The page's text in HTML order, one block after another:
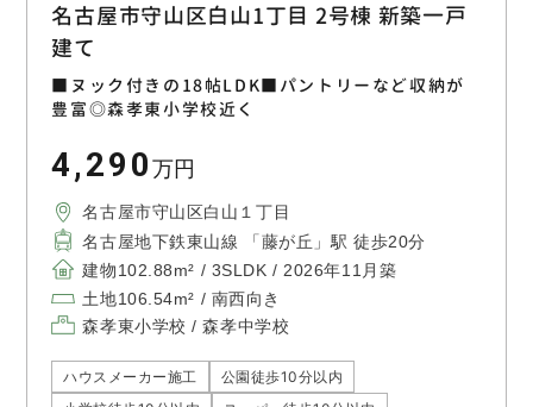
名古屋市守山区白山1丁目 2号棟 新築一戸
建て
■ヌック付きの18帖LDK■パントリーなど収納が
豊富◎森孝東小学校近く
4,290万円
名古屋市守山区白山１丁目
名古屋地下鉄東山線 「藤が丘」駅 徒歩20分
建物102.88m² / 3SLDK / 2026年11月築
土地106.54m² / 南西向き
森孝東小学校 / 森孝中学校
ハウスメーカー施工
公園徒歩10分以内